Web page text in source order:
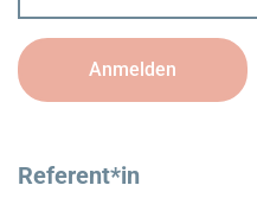
Anmelden
Referent*in